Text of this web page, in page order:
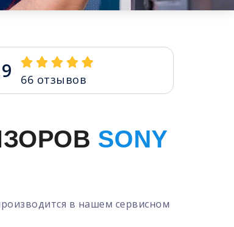
66 отзывов
SONY
в нашем сервисном